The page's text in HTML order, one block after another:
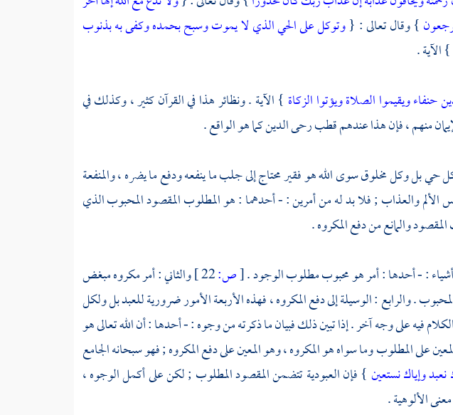
} وقال تعالى : {وتوكل على الحي الذي لا يموت وسبح بحمده وكفى به بذنوب
} الآية .
حنفاء ويقيموا الصلاة ويؤتوا الزكاة} الآية . ونظائر هذا في القرآن كثير ، وكذلك في
منهم ، فإن هذا عندهم قطب رحى الدين كما هو الواقع .
حي بل وكل مخلوق سوى الله هو فقير محتاج إلى جلب ما ينفعه ودفع ما يضره ، والمنفعة
والعذاب ; فلا بد له من أمرين : - أحدهما : هو المطلوب المقصود المحبوب الذي
والمانع من دفع المكروه .
أشياء : - أحدها : أمر هو محبوب مطلوب الوجود .[ص:
والثاني : أمر مكروه مبغض
. والرابع : الوسيلة إلى دفع المكروه ، فهذه الأربعة الأمور ضرورية للعبد بل ولكل
فيه على وجه آخر . إذا تبين ذلك فبيان ما ذكرته من وجوه : - أحدها : أن الله تعالى هو
على المطلوب وما سواه هو المكروه ، وهو المعين على دفع المكروه ; فهو سبحانه الجامع
نعبد وإياك نستعين} فإن العبودية تتضمن المقصود المطلوب ; لكن على أكمل الوجوه ،
الألوهية .